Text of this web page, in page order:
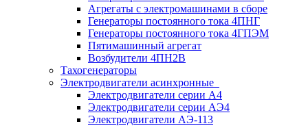
Агрегаты с электромашинами в сборе
Генераторы постоянного тока 4ПНГ
Генераторы постоянного тока 4ГПЭМ
Пятимашинный агрегат
Возбудители 4ПН2В
Тахогенераторы
Электродвигатели асинхронные
Электродвигатели серии А4
Электродвигатели серии АЭ4
Электродвигатели АЭ-113